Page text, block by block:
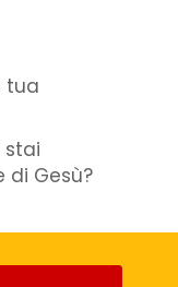
di Gesù?